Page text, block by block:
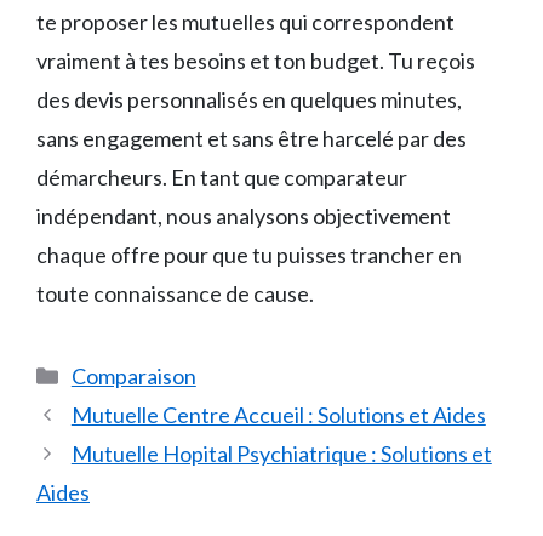
te proposer les mutuelles qui correspondent
vraiment à tes besoins et ton budget. Tu reçois
des devis personnalisés en quelques minutes,
sans engagement et sans être harcelé par des
démarcheurs. En tant que comparateur
indépendant, nous analysons objectivement
chaque offre pour que tu puisses trancher en
toute connaissance de cause.
Catégories
Comparaison
Mutuelle Centre Accueil : Solutions et Aides
Mutuelle Hopital Psychiatrique : Solutions et
Aides